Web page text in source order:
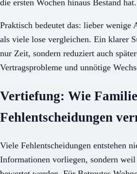
die ersten Wochen hinaus Bestand hat.
Praktisch bedeutet das: lieber wenige
als viele lose vergleichen. Ein klarer
nur Zeit, sondern reduziert auch
Vertragsprobleme und unnötige
Vertiefung: Wie
Fehlentscheidungen
Viele Fehlentscheidungen entstehen
Informationen vorliegen, sondern